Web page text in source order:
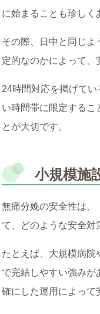
に始まることも珍しく
その際、日中と同じ
定的なのかによって、
24時間対応を掲げて
い時間帯に限定するこ
とが大切です。
小規模施
無痛分娩の安全性は、
て、どのような安全対
たとえば、大規模病
で完結しやすい強みが
確にした運用によって